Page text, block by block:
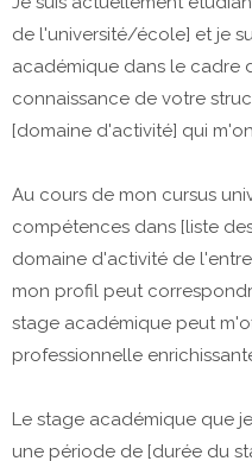
de l'université/école] et je
académique dans le cadre
connaissance de votre
[domaine d'activité] qui
Au cours de mon cursus
compétences dans [liste
domaine d'activité de
mon profil peut
stage académique peut
professionnelle
Le stage académique que
une période de [durée du